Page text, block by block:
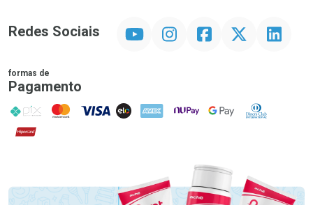
Redes Sociais InstagramFacebookTwitter Linkedin
formas de
Pagamento
PIX MasterCard
VISA ELO AMEX NuPay Google PayDiners Club
Hipercard
Promoção em Destaque